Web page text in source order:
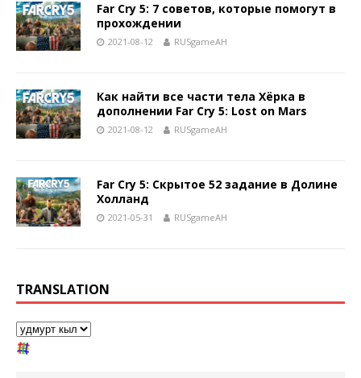
Far Cry 5: 7 советов, которые помогут в
прохождении
2021-08-12 RUSgameAH
Как найти все части тела Хёрка в
дополнении Far Cry 5: Lost on Mars
2021-08-12 RUSgameAH
Far Cry 5: Скрытое 52 задание в Долине
Холланд
2021-05-31 RUSgameAH
TRANSLATION